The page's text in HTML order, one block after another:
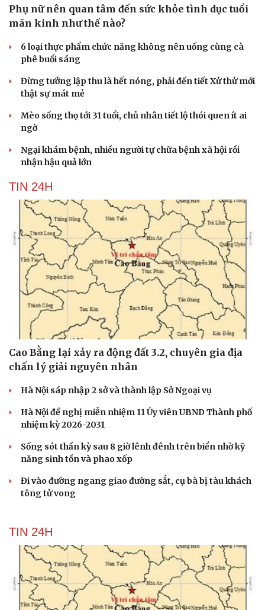
Du lịch
Săn Tour
check-in
Đọc truyện đêm khuya
Cửa sổ tình yêu
Kể chuyện cho bé
Phụ nữ nên quan tâm đến sức khỏe tình dục tuổi
mãn kinh như thế nào?
6 loại thực phẩm chức năng không nên uống cùng cà
phê buổi sáng
Đừng tưởng lập thu là hết nóng, phải đến tiết Xử thử mới
thật sự mát mẻ
Mèo sống thọ tới 31 tuổi, chủ nhân tiết lộ thói quen ít ai
ngờ
Ngại khám bệnh, nhiều người tự chữa bệnh xã hội rồi
nhận hậu quả lớn
TIN 24H
Cao Bằng lại xảy ra động đất 3.2, chuyên gia địa
chấn lý giải nguyên nhân
Hà Nội sáp nhập 2 sở và thành lập Sở Ngoại vụ
Hà Nội đề nghị miễn nhiệm 11 Ủy viên UBND Thành phố
nhiệm kỳ 2026-2031
Sống sót thần kỳ sau 8 giờ lênh đênh trên biển nhờ kỹ
năng sinh tồn và phao xốp
Đi vào đường ngang giao đường sắt, cụ bà bị tàu khách
tông tử vong
TIN 24H